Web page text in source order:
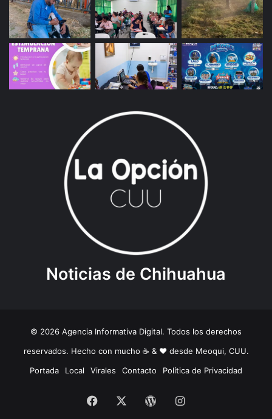
Noticias de Chihuahua
© 2026 Agencia Informativa Digital. Todos los derechos
reservados. Hecho con mucho ☕️ & ❤️ desde Meoqui, CUU.
Portada
Local Virales Contacto Política de Privacidad
Facebook WordPressInstagram